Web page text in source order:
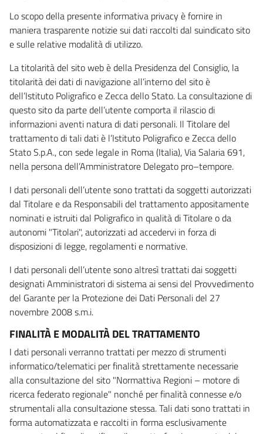
Lo scopo della presente informativa privacy è fornire in
maniera trasparente notizie sui dati raccolti dal suindicato sito
e sulle relative modalità di utilizzo.
La titolarità del sito web è della Presidenza del Consiglio, la
titolarità dei dati di navigazione all’interno del sito è
dell’Istituto Poligrafico e Zecca dello Stato. La consultazione di
questo sito da parte dell’utente comporta il rilascio di
informazioni aventi natura di dati personali. Il Titolare del
trattamento di tali dati è l’Istituto Poligrafico e Zecca dello
Stato S.p.A., con sede legale in Roma (Italia), Via Salaria 691,
nella persona dell’Amministratore Delegato pro–tempore.
I dati personali dell’utente sono trattati da soggetti autorizzati
dal Titolare e da Responsabili del trattamento appositamente
nominati e istruiti dal Poligrafico in qualità di Titolare o da
autonomi "Titolari", autorizzati ad accedervi in forza di
disposizioni di legge, regolamenti e normative.
I dati personali dell’utente sono altresì trattati dai soggetti
designati Amministratori di sistema ai sensi del Provvedimento
del Garante per la Protezione dei Dati Personali del 27
novembre 2008 s.m.i.
FINALITÀ E MODALITÀ DEL TRATTAMENTO
I dati personali verranno trattati per mezzo di strumenti
informatico/telematici per finalità strettamente necessarie
alla consultazione del sito "Normattiva Regioni – motore di
ricerca federato regionale" nonché per finalità connesse e/o
strumentali alla consultazione stessa. Tali dati sono trattati in
forma automatizzata e raccolti in forma esclusivamente